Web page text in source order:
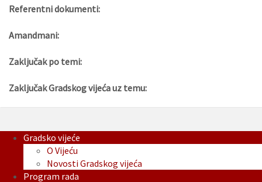
Referentni dokumenti:
Amandmani:
Zaključak po temi:
Zaključak Gradskog vijeća uz temu:
Gradsko vijeće
O Vijeću
Novosti Gradskog vijeća
Program rada